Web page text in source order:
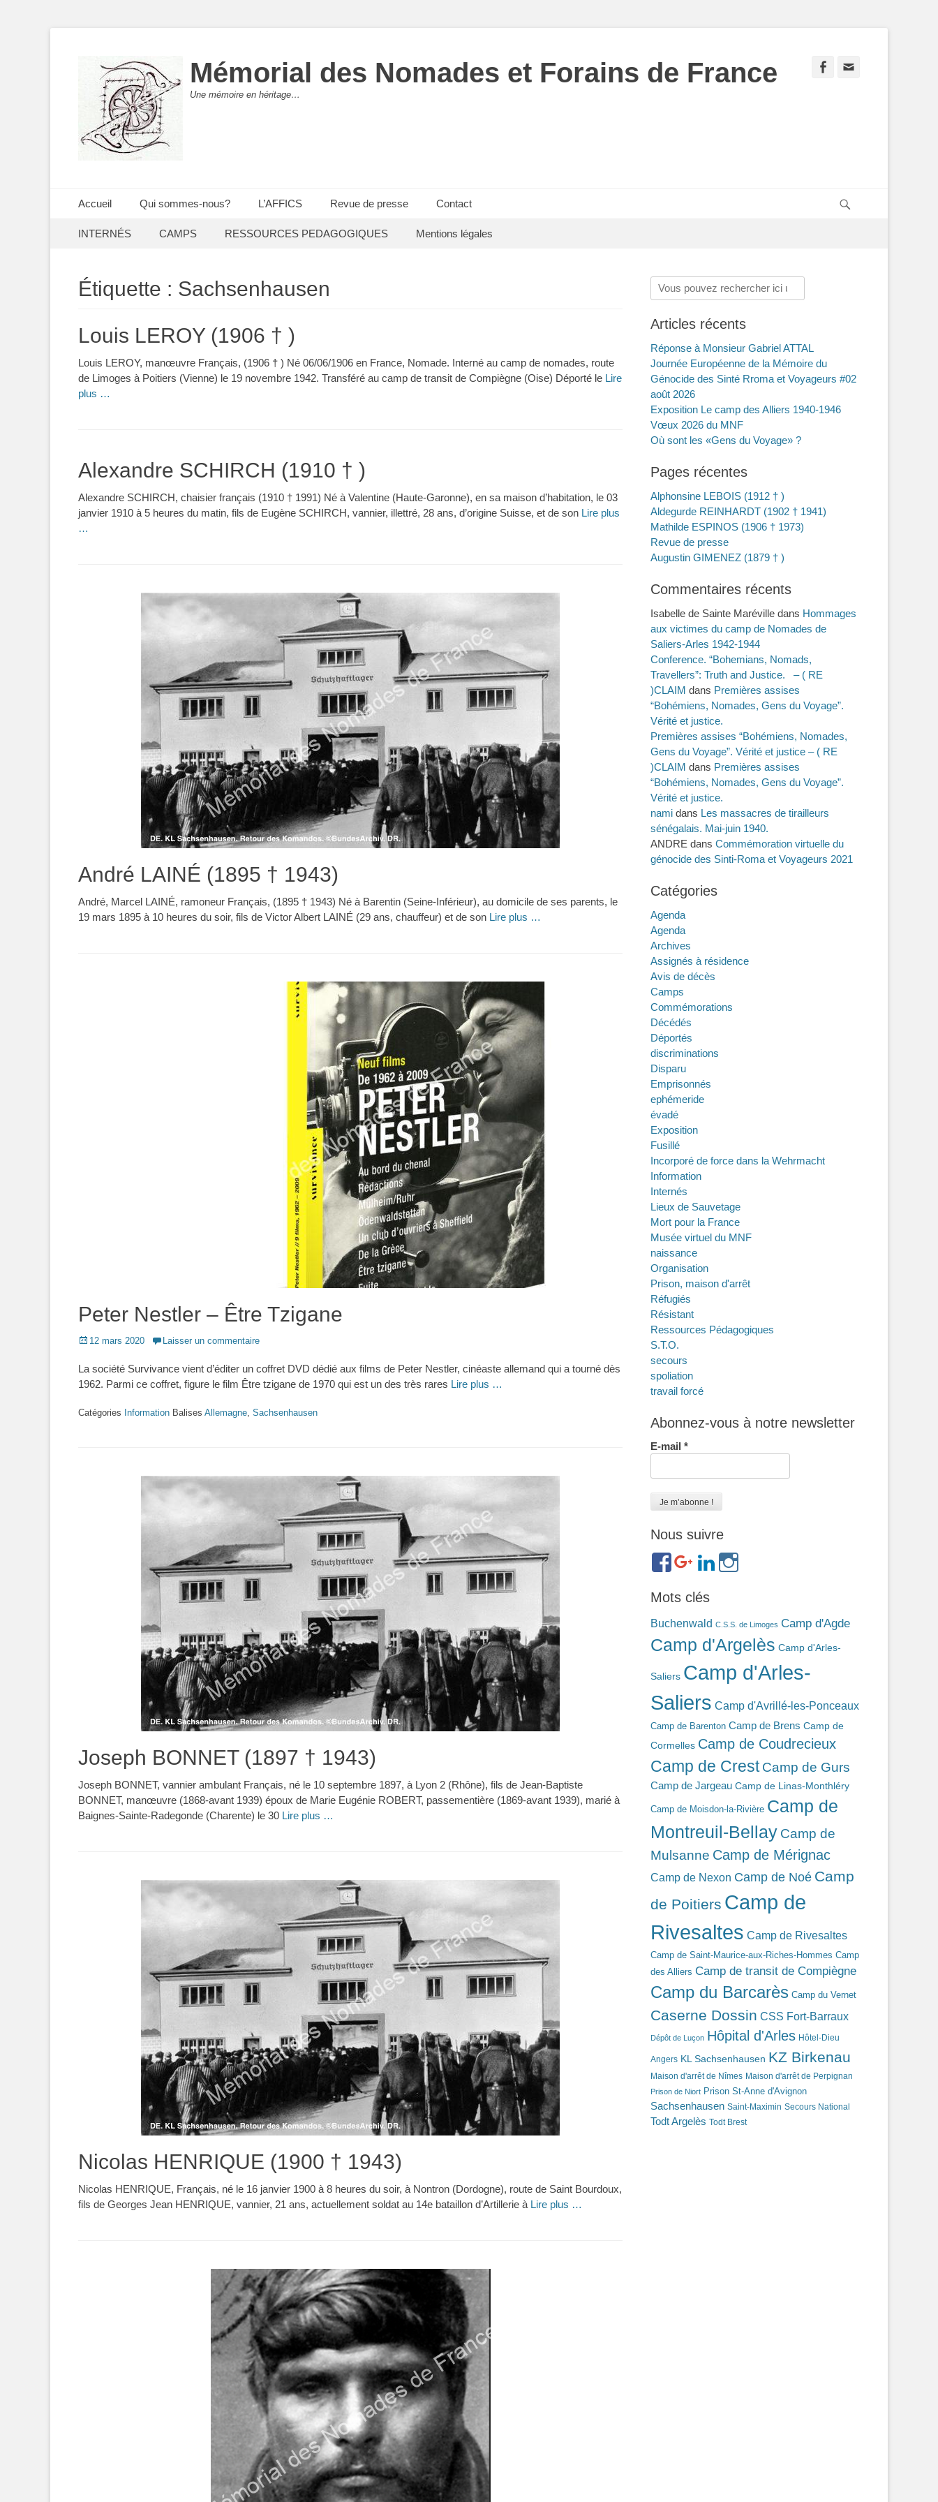
Mémorial des Nomades et Forains de France
Une mémoire en héritage…
Facebook
Menu principal
Accueil Qui sommes-nous? L’AFFICS Revue de presse Contact
Menu secondaire
INTERNÉS CAMPS RESSOURCES PEDAGOGIQUES Mentions légales
Étiquette : Sachsenhausen
Louis LEROY (1906 † )
Louis LEROY, manœuvre Français, (1906 † ) Né 06/06/1906 en France, Nomade. Interné au camp de nomades, route
de Limoges à Poitiers (Vienne) le 19 novembre 1942. Transféré au camp de transit de Compiègne (Oise) Déporté le Lire
plus …
Alexandre SCHIRCH (1910 † )
Alexandre SCHIRCH, chaisier français (1910 † 1991) Né à Valentine (Haute-Garonne), en sa maison d’habitation, le 03
janvier 1910 à 5 heures du matin, fils de Eugène SCHIRCH, vannier, illettré, 28 ans, d’origine Suisse, et de son Lire plus
…
André LAINÉ (1895 † 1943)
André, Marcel LAINÉ, ramoneur Français, (1895 † 1943) Né à Barentin (Seine-Inférieur), au domicile de ses parents, le
19 mars 1895 à 10 heures du soir, fils de Victor Albert LAINÉ (29 ans, chauffeur) et de son Lire plus …
Peter Nestler – Être Tzigane
Posted
12 mars 2020 Laisser un commentaire
La société Survivance vient d’éditer un coffret DVD dédié aux films de Peter Nestler, cinéaste allemand qui a tourné dès
1962. Parmi ce coffret, figure le film Être tzigane de 1970 qui est un des très rares Lire plus …
Catégories Information Balises Allemagne, Sachsenhausen
Joseph BONNET (1897 † 1943)
Joseph BONNET, vannier ambulant Français, né le 10 septembre 1897, à Lyon 2 (Rhône), fils de Jean-Baptiste
BONNET, manœuvre (1868-avant 1939) époux de Marie Eugénie ROBERT, passementière (1869-avant 1939), marié à
Baignes-Sainte-Radegonde (Charente) le 30 Lire plus …
Nicolas HENRIQUE (1900 † 1943)
Nicolas HENRIQUE, Français, né le 16 janvier 1900 à 8 heures du soir, à Nontron (Dordogne), route de Saint Bourdoux,
fils de Georges Jean HENRIQUE, vannier, 21 ans, actuellement soldat au 14e bataillon d’Artillerie à Lire plus …
Rechercher :
Articles récents
Réponse à Monsieur Gabriel ATTAL
Journée Européenne de la Mémoire du
Génocide des Sinté Rroma et Voyageurs #02
août 2026
Exposition Le camp des Alliers 1940-1946
Vœux 2026 du MNF
Où sont les «Gens du Voyage» ?
Pages récentes
Alphonsine LEBOIS (1912 † )
Aldegurde REINHARDT (1902 † 1941)
Mathilde ESPINOS (1906 † 1973)
Revue de presse
Augustin GIMENEZ (1879 † )
Commentaires récents
Isabelle de Sainte Maréville dans Hommages
aux victimes du camp de Nomades de
Saliers-Arles 1942-1944
Conference. “Bohemians, Nomads,
Travellers”: Truth and Justice. – ( RE
)CLAIM dans Premières assises
“Bohémiens, Nomades, Gens du Voyage”.
Vérité et justice.
Premières assises “Bohémiens, Nomades,
Gens du Voyage”. Vérité et justice – ( RE
)CLAIM dans Premières assises
“Bohémiens, Nomades, Gens du Voyage”.
Vérité et justice.
nami dans Les massacres de tirailleurs
sénégalais. Mai-juin 1940.
ANDRE dans Commémoration virtuelle du
génocide des Sinti-Roma et Voyageurs 2021
Catégories
Agenda
Agenda
Archives
Assignés à résidence
Avis de décès
Camps
Commémorations
Décédés
Déportés
discriminations
Disparu
Emprisonnés
ephémeride
évadé
Exposition
Fusillé
Incorporé de force dans la Wehrmacht
Information
Internés
Lieux de Sauvetage
Mort pour la France
Musée virtuel du MNF
naissance
Organisation
Prison, maison d'arrêt
Réfugiés
Résistant
Ressources Pédagogiques
S.T.O.
secours
spoliation
travail forcé
Abonnez-vous à notre newsletter
E-mail *
Nous suivre
https://www.facebook.com/groups/
ref=br_rs
https://plus.google.com/b/114372604835066525589/
https://www.linkedin.com/in/gigi-
bonin-
Mots clés
Buchenwald C.S.S. de Limoges Camp d'Agde
Camp d'Argelès Camp d'Arles-
Saliers Camp d'Arles-
Saliers Camp d'Avrillé-les-Ponceaux
Camp de Barenton Camp de Brens Camp de
Cormelles Camp de Coudrecieux
Camp de Crest Camp de Gurs
Camp de Jargeau Camp de Linas-Monthléry
Camp de Moisdon-la-Rivière Camp de
Montreuil-Bellay Camp de
Mulsanne Camp de Mérignac
Camp de Nexon Camp de Noé Camp
de Poitiers Camp de
Rivesaltes Camp de Rivesaltes
Camp de Saint-Maurice-aux-Riches-Hommes Camp
des Alliers Camp de transit de Compiègne
Camp du Barcarès Camp du Vernet
Caserne Dossin CSS Fort-Barraux
Dépôt de Luçon Hôpital d'Arles Hôtel-Dieu
Angers KL Sachsenhausen KZ Birkenau
Maison d'arrêt de Nîmes Maison d'arrêt de Perpignan
Prison de Niort Prison St-Anne d'Avignon
Sachsenhausen Saint-Maximin Secours National
Todt Argelès Todt Brest